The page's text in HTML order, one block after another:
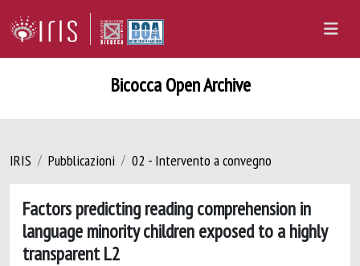
Bicocca Open Archive
IRIS Pubblicazioni 02 - Intervento a convegno
Factors predicting reading comprehension in
language minority children exposed to a highly
transparent L2